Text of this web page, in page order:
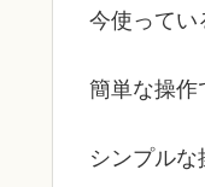
今使ってい
簡単な操作
シンプル